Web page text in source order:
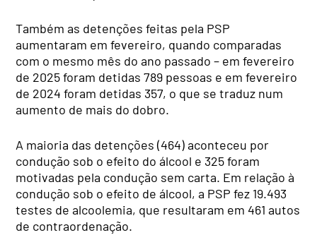
Também as detenções feitas pela PSP
aumentaram em fevereiro, quando comparadas
com o mesmo mês do ano passado – em fevereiro
de 2025 foram detidas 789 pessoas e em fevereiro
de 2024 foram detidas 357, o que se traduz num
aumento de mais do dobro.
A maioria das detenções (464) aconteceu por
condução sob o efeito do álcool e 325 foram
motivadas pela condução sem carta. Em relação à
condução sob o efeito de álcool, a PSP fez 19.493
testes de alcoolemia, que resultaram em 461 autos
de contraordenação.